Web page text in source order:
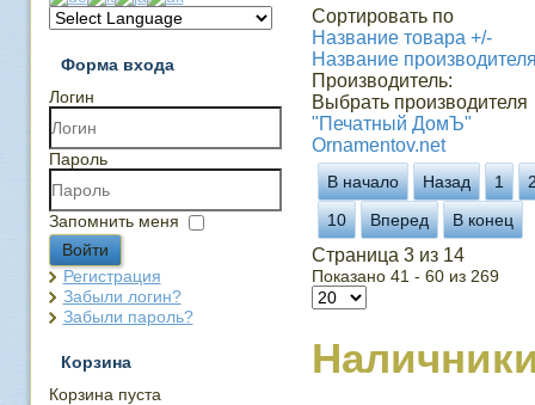
Форма входа
Логин
Пароль
Запомнить меня
Войти
Регистрация
Забыли логин?
Забыли пароль?
Корзина
Корзина пуста
Сортировать по
Название товара +/-
Название
Производитель:
Выбрать производителя
"Печатный ДомЪ"
Ornamentov.net
В начало Назад 1
10
Вперед В конец
Страница 3 из 14
Показано 41 - 60 из 269